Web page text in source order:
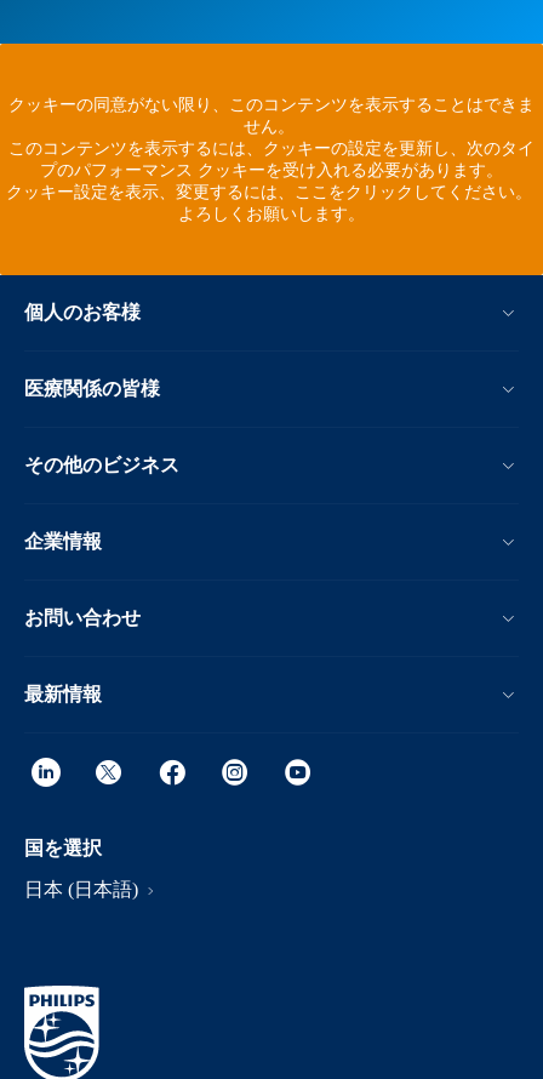
クッキーの同意がない限り、このコンテンツを表示することはできま
せん。
このコンテンツを表示するには、クッキーの設定を更新し、次のタイ
プのパフォーマンス クッキーを受け入れる必要があります。
クッキー設定を表示、変更するには、ここをクリックしてください。
よろしくお願いします。
個人のお客様
医療関係の皆様
その他のビジネス
企業情報
お問い合わせ
最新情報
国を選択
日本 (日本語)